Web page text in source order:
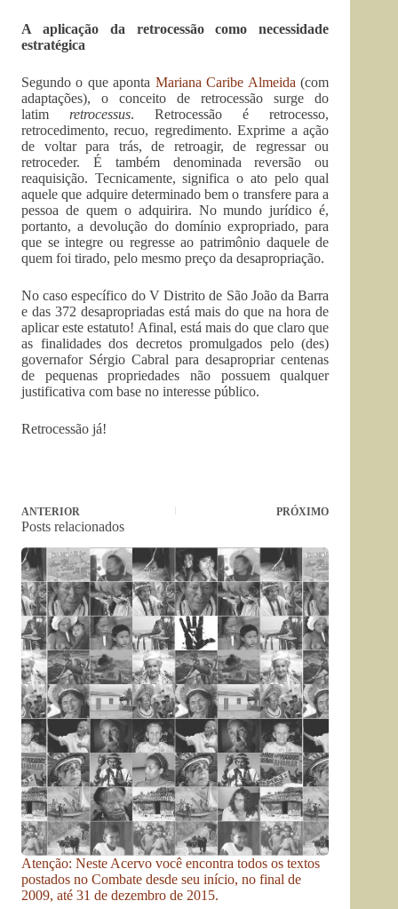
A aplicação da retrocessão como necessidade
estratégica
Segundo o que aponta Mariana Caribe Almeida (com
adaptações), o conceito de retrocessão surge do
latim retrocessus. Retrocessão é retrocesso,
retrocedimento, recuo, regredimento. Exprime a ação
de voltar para trás, de retroagir, de regressar ou
retroceder. É também denominada reversão ou
reaquisição. Tecnicamente, significa o ato pelo qual
aquele que adquire determinado bem o transfere para a
pessoa de quem o adquirira. No mundo jurídico é,
portanto, a devolução do domínio expropriado, para
que se integre ou regresse ao patrimônio daquele de
quem foi tirado, pelo mesmo preço da desapropriação.
No caso específico do V Distrito de São João da Barra
e das 372 desapropriadas está mais do que na hora de
aplicar este estatuto! Afinal, está mais do que claro que
as finalidades dos decretos promulgados pelo (des)
governafor Sérgio Cabral para desapropriar centenas
de pequenas propriedades não possuem qualquer
justificativa com base no interesse público.
Retrocessão já!
ANTERIOR PRÓXIMO
Posts relacionados
Atenção: Neste Acervo você encontra todos os textos
postados no Combate desde seu início, no final de
2009, até 31 de dezembro de 2015.